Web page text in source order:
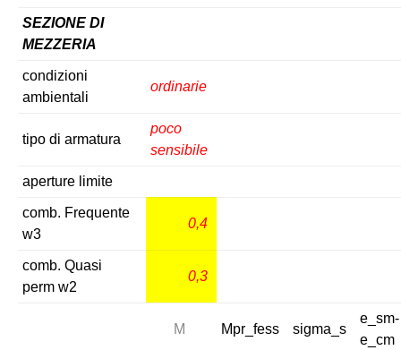
SEZIONE DI
MEZZERIA
condizioni
ambientali
ordinarie
tipo di armatura
poco
sensibile
aperture limite
comb. Frequente
w3
0,4
comb. Quasi
perm w2
0,3
M Mpr_fess sigma_s
e_sm-
e_cm